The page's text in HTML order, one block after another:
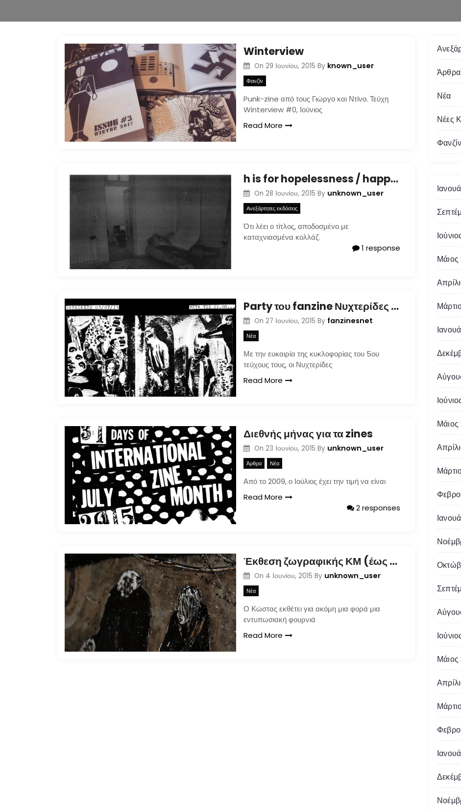
Winterview
On 29 Ιουνίου, 2015 By known_user
Φανζίν
Punk-zine από τους Γιώργο και Ντίνο. Τεύχη
Winterview #0, Ιούνιος
Read More
h is for hopelessness / happiness / h is for house
On 28 Ιουνίου, 2015 By unknown_user
Ανεξάρτητες εκδόσεις
Ότι λέει ο τίτλος, αποδοσμένο με
καταχνιασμένα κολλάζ.
1 response
Party του fanzine Νυχτερίδες και Κατσαρίδες
On 27 Ιουνίου, 2015 By fanzinesnet
Νέα
Με την ευκαιρία της κυκλοφορίας του 5ου
τεύχους τους, οι Νυχτερίδες
Read More
Διεθνής μήνας για τα zines
On 23 Ιουνίου, 2015 By unknown_user
Άρθρα Νέα
Από το 2009, ο Ιούλιος έχει την τιμή να είναι
Read More
2 responses
Έκθεση ζωγραφικής ΚΜ (έως 6/6/2015@Dudu Loft)
On 4 Ιουνίου, 2015 By unknown_user
Νέα
Ο Κώστας εκθέτει για ακόμη μια φορά μια
εντυπωσιακή φουρνιά
Read More
Άρθρα
Νέα
Νέες
Φανζίν
Μάιος
Μάιος
Μάιος